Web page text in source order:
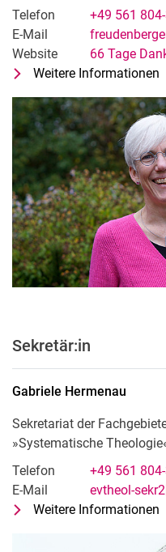
Telefon
+49 561
E-Mail
Website
66 Tage
Weitere Informationen
Sekretär:in
Gabriele Hermenau
Sekretariat der
»Systematische
Telefon
+49 561
E-Mail
evtheol-
Weitere Informationen